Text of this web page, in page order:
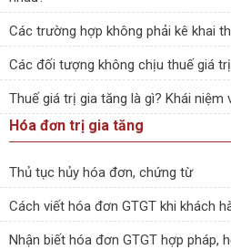
Các trường hợp không phải kê khai
Các đối tượng không chịu thuế giá
Thuế giá trị gia tăng là gì? Khái niệm
Hóa đơn trị gia tăng
Thủ tục hủy hóa đơn, chứng từ
Cách viết hóa đơn GTGT khi khách
Nhận biết hóa đơn GTGT hợp pháp,